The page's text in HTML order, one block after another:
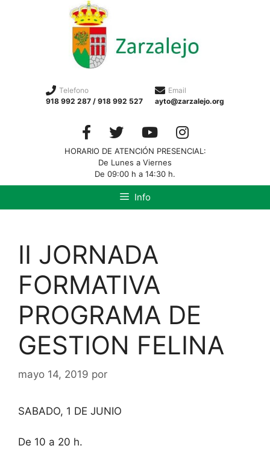
Telefono
918 992 287 / 918 992 527
Email
ayto@zarzalejo.org
HORARIO DE ATENCIÓN PRESENCIAL:
De Lunes a Viernes
De 09:00 h a 14:30 h.
Info
II JORNADA
FORMATIVA
PROGRAMA DE
GESTION FELINA
mayo 14, 2019 por
SABADO, 1 DE JUNIO
De 10 a 20 h.